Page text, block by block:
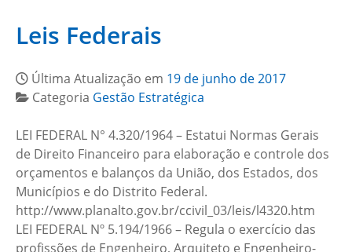
Leis Federais
Última Atualização em 19 de junho de 2017
Categoria Gestão Estratégica
LEI FEDERAL N° 4.320/1964 – Estatui Normas Gerais
de Direito Financeiro para elaboração e controle dos
orçamentos e balanços da União, dos Estados, dos
Municípios e do Distrito Federal.
http://www.planalto.gov.br/ccivil_03/leis/l4320.htm
LEI FEDERAL Nº 5.194/1966 – Regula o exercício das
profissões de Engenheiro, Arquiteto e Engenheiro-